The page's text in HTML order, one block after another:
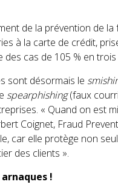
de la prévention de
à la carte de crédit,
cas de 105 % en trois
sont désormais le
spearphishing(faux
« Quand on est
Coignet, Fraud
car elle protège non
des clients ».
!